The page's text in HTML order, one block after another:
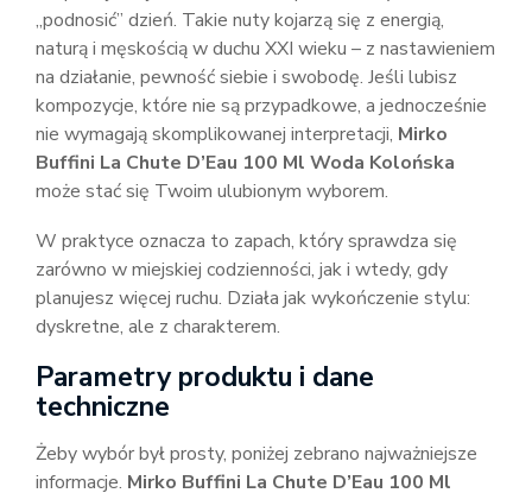
„podnosić” dzień. Takie nuty kojarzą się z energią,
naturą i męskością w duchu XXI wieku – z nastawieniem
na działanie, pewność siebie i swobodę. Jeśli lubisz
kompozycje, które nie są przypadkowe, a jednocześnie
nie wymagają skomplikowanej interpretacji, Mirko
Buffini La Chute D’Eau 100 Ml Woda Kolońska
może stać się Twoim ulubionym wyborem.
W praktyce oznacza to zapach, który sprawdza się
zarówno w miejskiej codzienności, jak i wtedy, gdy
planujesz więcej ruchu. Działa jak wykończenie stylu:
dyskretne, ale z charakterem.
Parametry produktu i dane
techniczne
Żeby wybór był prosty, poniżej zebrano najważniejsze
informacje. Mirko Buffini La Chute D’Eau 100 Ml